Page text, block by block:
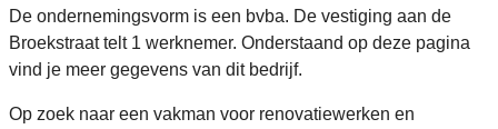
De ondernemingsvorm is een bvba. De vestiging aan de
Broekstraat telt 1 werknemer. Onderstaand op deze pagina
vind je meer gegevens van dit bedrijf.
Op zoek naar een vakman voor renovatiewerken en